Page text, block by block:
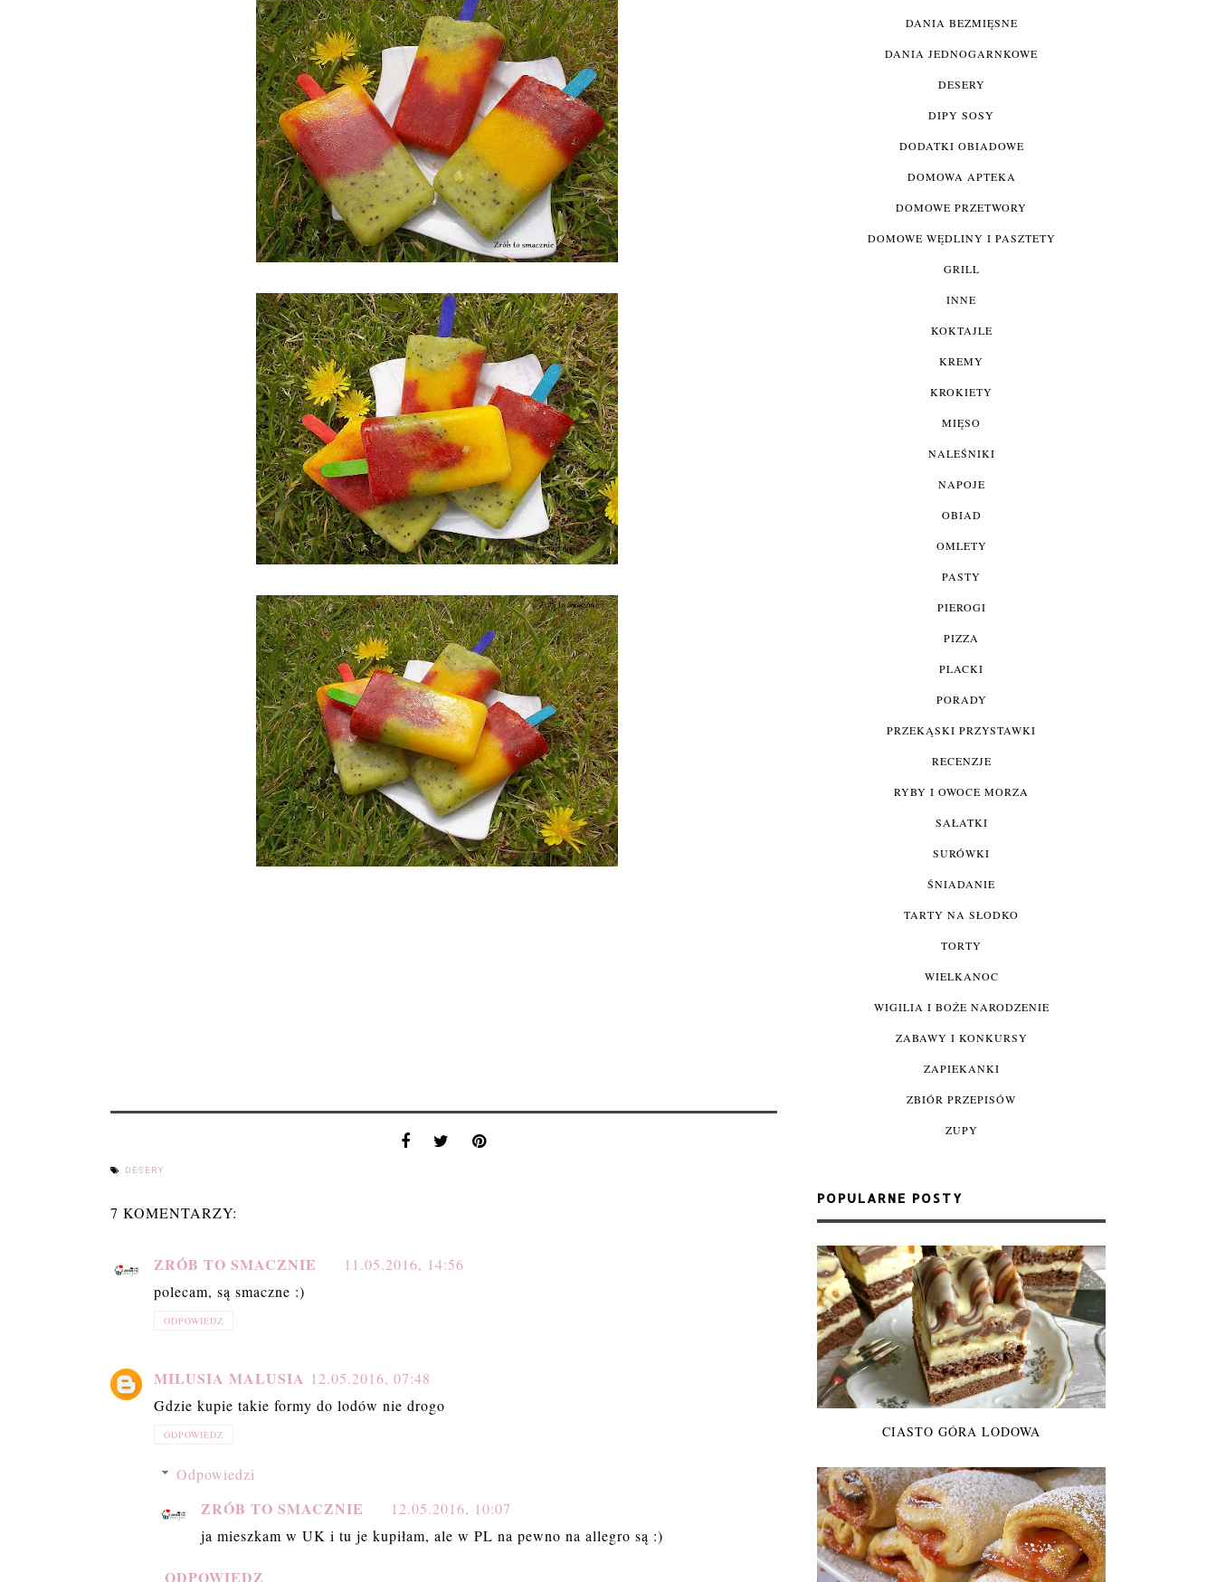
DESERY
7 KOMENTARZY:
ZRÓB TO SMACZNIE
11.05.2016, 14:56
polecam, są smaczne :)
ODPOWIEDZ
MILUSIA MALUSIA 12.05.2016, 07:48
Gdzie kupie takie formy do lodów nie drogo
ODPOWIEDZ
Odpowiedzi
ZRÓB TO SMACZNIE
12.05.2016, 10:07
ja mieszkam w UK i tu je kupiłam, ale w PL na pewno na allegro są :)
ODPOWIEDZ
DANIA BEZMIĘSNE
DANIA JEDNOGARNKOWE
DESERY
DIPY SOSY
DODATKI OBIADOWE
DOMOWA APTEKA
DOMOWE PRZETWORY
DOMOWE WĘDLINY I PASZTETY
GRILL
INNE
KOKTAJLE
KREMY
KROKIETY
MIĘSO
NALEŚNIKI
NAPOJE
OBIAD
OMLETY
PASTY
PIEROGI
PIZZA
PLACKI
PORADY
PRZEKĄSKI PRZYSTAWKI
RECENZJE
RYBY I OWOCE MORZA
SAŁATKI
SURÓWKI
ŚNIADANIE
TARTY NA SŁODKO
TORTY
WIELKANOC
WIGILIA I BOŻE NARODZENIE
ZABAWY I KONKURSY
ZAPIEKANKI
ZBIÓR PRZEPISÓW
ZUPY
POPULARNE POSTY
CIASTO GÓRA LODOWA